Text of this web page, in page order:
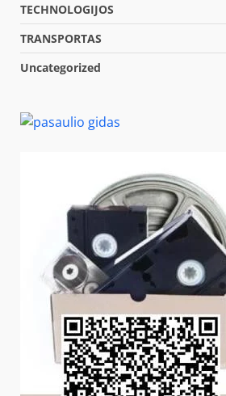
TECHNOLOGIJOS
TRANSPORTAS
Uncategorized